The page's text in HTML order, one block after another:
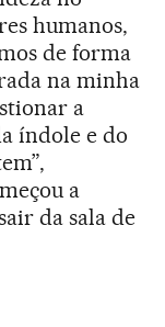
humanos,
de forma
na minha
a
índole e do
a
da sala de